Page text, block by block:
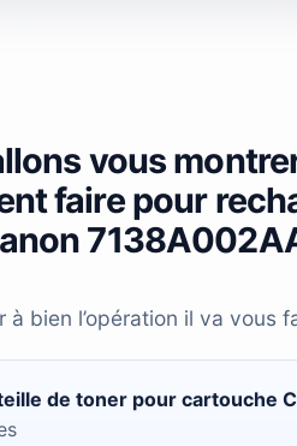
vous
faire pour
à bien l’opération il va vous
de toner pour cartouche